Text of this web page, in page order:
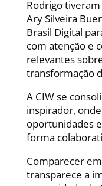
Rodrigo
Ary Silveira
Brasil Digital
com atenção e
relevantes
transformação
A CIW se
inspirador,
oportunidades
forma
Comparecer
transparece a